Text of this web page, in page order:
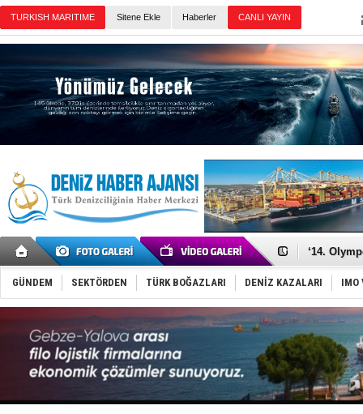
TURKISH MARITIME Sitene Ekle Haberler CANLI YAYIN
Denizcilik
‘14.
Taksi
TÜRKLİM
SOCAR da
D-Marin,
Van’da
GÜNDEM SEKTÖRDEN TÜRK BOĞAZLARI DENİZ KAZALARI IMO